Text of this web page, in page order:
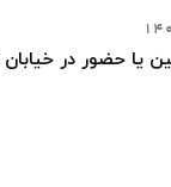
یا حضور در